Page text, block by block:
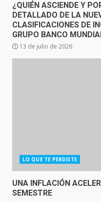
¿QUIÉN ASCIENDE Y
DETALLADO DE LA
CLASIFICACIONES DE
GRUPO BANCO
13 de julio de 2026
LO QUE TE PERDISTE
UNA INFLACIÓN
SEMESTRE